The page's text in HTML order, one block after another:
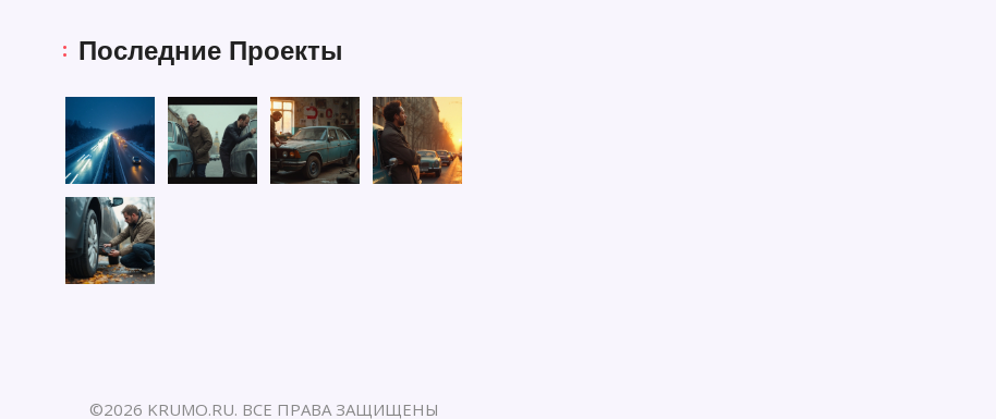
Последние Проекты
©2026 KRUMO.RU. ВСЕ ПРАВА ЗАЩИЩЕНЫ